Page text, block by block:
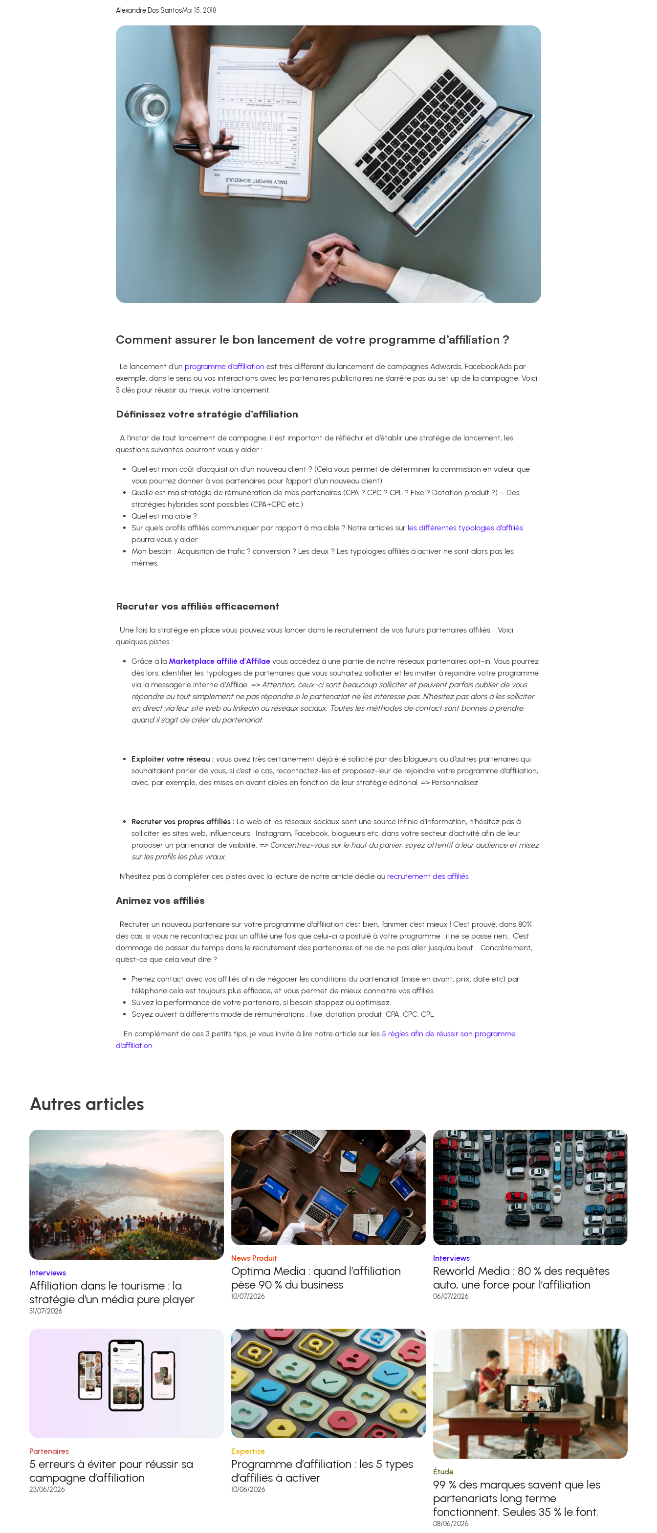
Alexandre Dos SantosMai 15, 2018
Comment assurer le bon lancement de votre programme d’affiliation ?
Le lancement d’un programme d’affiliation est très différent du lancement de campagnes Adwords, FacebookAds par
exemple, dans le sens ou vos interactions avec les partenaires publicitaires ne s’arrête pas au set up de la campagne. Voici
3 clés pour réussir au mieux votre lancement.
Définissez votre stratégie d’affiliation
A l’instar de tout lancement de campagne, il est important de réfléchir et d’établir une stratégie de lancement, les
questions suivantes pourront vous y aider :
Quel est mon coût d’acquisition d’un nouveau client ? (Cela vous permet de déterminer la commission en valeur que
vous pourrez donner à vos partenaires pour l’apport d’un nouveau client)
Quelle est ma stratégie de rémunération de mes partenaires (CPA ? CPC ? CPL ? Fixe ? Dotation produit ?) – Des
stratégies hybrides sont possibles (CPA+CPC etc.)
Quel est ma cible ?
Sur quels profils affiliés communiquer par rapport à ma cible ? Notre articles sur les différentes typologies d’affiliés
pourra vous y aider.
Mon besoin : Acquisition de trafic ? conversion ? Les deux ? Les typologies affiliés à activer ne sont alors pas les
mêmes.
Recruter vos affiliés efficacement
Une fois la stratégie en place vous pouvez vous lancer dans le recrutement de vos futurs partenaires affiliés. Voici
quelques pistes :
Grâce à la Marketplace affilié d’Affilae vous accédez à une partie de notre réseaux partenaires opt-in. Vous pourrez
dès lors, identifier les typologies de partenaires que vous souhaitez solliciter et les inviter à rejoindre votre programme
via la messagerie interne d’Affilae. => Attention, ceux-ci sont beaucoup solliciter et peuvent parfois oublier de vous
répondre ou tout simplement ne pas répondre si le partenariat ne les intéresse pas. N’hésitez pas alors à les solliciter
en direct via leur site web ou linkedin ou réseaux sociaux. Toutes les méthodes de contact sont bonnes à prendre,
quand il s’agit de créer du partenariat.
Exploiter votre réseau : vous avez très certainement déjà été sollicité par des blogueurs ou d’autres partenaires qui
souhaitaient parler de vous, si c’est le cas, recontactez-les et proposez-leur de rejoindre votre programme d’affiliation,
avec, par exemple, des mises en avant ciblés en fonction de leur stratégie éditorial. => Personnalisez
Recruter vos propres affiliés : Le web et les réseaux sociaux sont une source infinie d’information, n’hésitez pas à
solliciter les sites web, influenceurs : Instagram, Facebook, blogueurs etc. dans votre secteur d’activité afin de leur
proposer un partenariat de visibilité. => Concentrez-vous sur le haut du panier, soyez attentif à leur audience et misez
sur les profils les plus viraux.
N’hésitez pas à compléter ces pistes avec la lecture de notre article dédié au recrutement des affiliés
Animez vos affiliés
Recruter un nouveau partenaire sur votre programme d’affiliation c’est bien, l’animer c’est mieux ! C’est prouvé, dans 80%
des cas, si vous ne recontactez pas un affilié une fois que celui-ci a postulé à votre programme , il ne se passe rien… C’est
dommage de passer du temps dans le recrutement des partenaires et ne de ne pas aller jusqu’au bout. Concrètement,
qu’est-ce que cela veut dire ?
Prenez contact avec vos affiliés afin de négocier les conditions du partenariat (mise en avant, prix, date etc) par
téléphone cela est toujours plus efficace, et vous permet de mieux connaitre vos affiliés.
Suivez la performance de votre partenaire, si besoin stoppez ou optimisez.
Soyez ouvert à différents mode de rémunérations : fixe, dotation produit, CPA, CPC, CPL
En complément de ces 3 petits tips, je vous invite à lire notre article sur les 5 règles afin de réussir son programme
d’affiliation
Autres articles
Interviews
Affiliation dans le tourisme : la
stratégie d’un média pure player
31/07/2026
News Produit
Optima Media : quand l’affiliation
pèse 90 % du business
10/07/2026
Interviews
Reworld Media : 80 % des requêtes
auto, une force pour l’affiliation
06/07/2026
Partenaires
5 erreurs à éviter pour réussir sa
campagne d’affiliation
23/06/2026
Expertise
Programme d’affiliation : les 5 types
d’affiliés à activer
10/06/2026
Étude
99 % des marques savent que les
partenariats long terme
fonctionnent. Seules 35 % le font.
08/06/2026